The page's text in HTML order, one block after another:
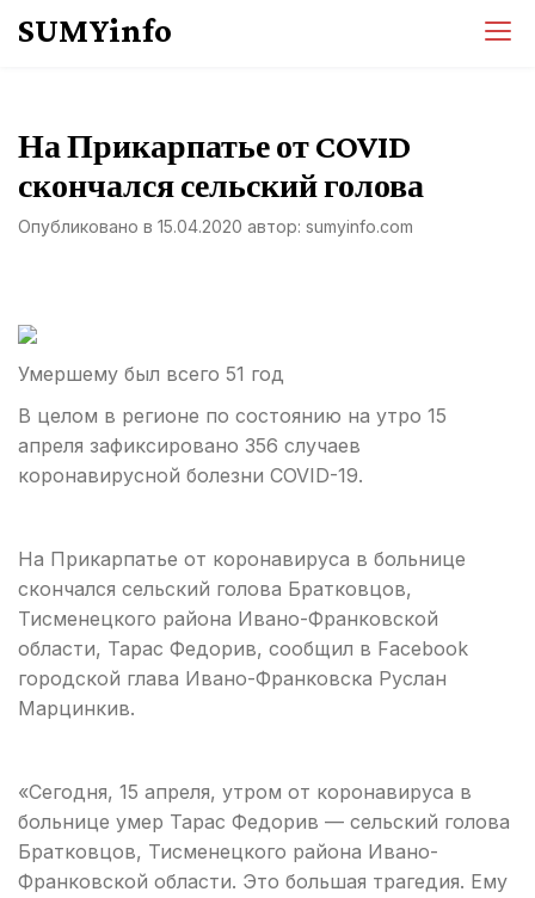
SUMYinfo
На Прикарпатье от COVID
скончался сельский голова
Опубликовано в 15.04.2020 автор: sumyinfo.com
Умершему был всего 51 год
В целом в регионе по состоянию на утро 15
апреля зафиксировано 356 случаев
коронавирусной болезни COVID-19.
На Прикарпатье от коронавируса в больнице
скончался сельский голова Братковцов,
Тисменецкого района Ивано-Франковской
области, Тарас Федорив, сообщил в Facebook
городской глава Ивано-Франковска Руслан
Марцинкив.
«Сегодня, 15 апреля, утром от коронавируса в
больнице умер Тарас Федорив — сельский голова
Братковцов, Тисменецкого района Ивано-
Франковской области. Это большая трагедия. Ему